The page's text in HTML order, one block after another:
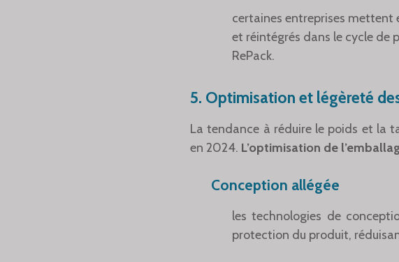
certaines entreprises mettent
et réintégrés dans le cycle de
RePack.
5. Optimisation et légèreté
La tendance à réduire le poids et la
en 2024. L’optimisation de
Conception allégée
les technologies de
protection du produit,